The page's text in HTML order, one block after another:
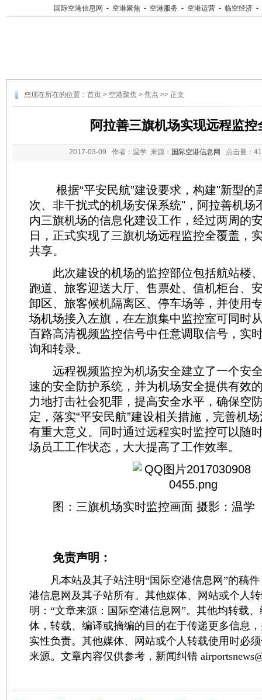
国际空港信息网 - 空港聚焦 - 空港服务 - 空港运营 - 临空经济 -
您现在所在的位置： 首页 > 空港聚焦 > 焦点 >> 正文
阿拉善三旗机场实现远程监控
2017-03-09 作者：温学 来源： 国际空港信息网 点击量：
根据“平安民航”建设要求，构建"新型的
次、非干扰式的机场安保系统"，阿拉善机场
内三旗机场的信息化建设工作，经过两周的
日，正式实现了三旗机场远程监控全覆盖，
共享。
此次建设的机场的监控部位包括航站楼
跑道、旅客迎送大厅、售票处、值机柜台、
卸区、旅客候机隔离区、停车场等，并使用
场机场接入左旗，在左旗集中监控室可同时
百路高清视频监控信号中任意调取信号，实
询和转录。
远程视频监控为机场安全建立了一个安
速的安全防护系统，并为机场安全提供有效
力地打击社会犯罪，提高安全水平，确保空
定，落实“平安民航”建设相关措施，完善机
有重大意义。同时通过远程实时监控可以随
场员工工作状态，大大提高了工作效率。
图：三旗机场实时监控画面 摄影：温学
免责声明：
凡本站及其子站注明“国际空港信息网”的稿件
港信息网及其子站所有。其他媒体、网站或个人
明：“文章来源：国际空港信息网”。其他均转载
体，转载、编译或摘编的目的在于传递更多信息
实性负责。其他媒体、网站或个人转载使用时必
来源。文章内容仅供参考，新闻纠错